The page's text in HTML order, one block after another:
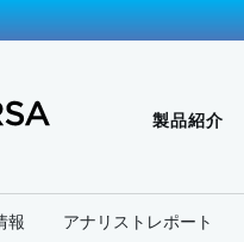
製品紹介
報 アナリストレポート